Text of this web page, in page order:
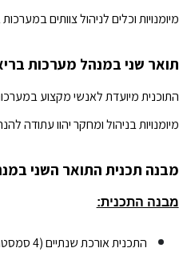
מיומנויות וכלים לניהול צוותים
תואר שני במנהל מערכות
התוכנית מיועדת לאנשי מקצוע
מיומנויות בניהול ומחקר יהוו עתודה
מבנה תכנית התואר השני
מבנה התכנית:
התכנית אורכת שנתיים (4 סמסטרים)